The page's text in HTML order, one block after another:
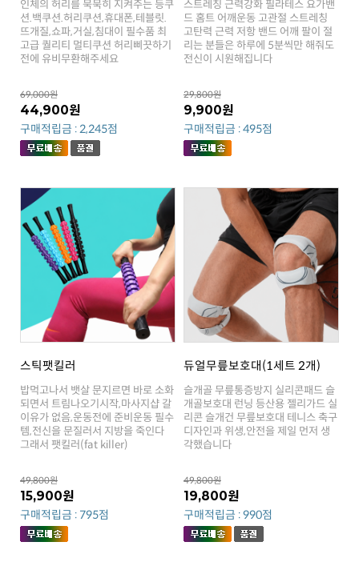
전에 유비무환해주세요
69,000원
44,900원
구매적립금 : 2,245점
전신이 시원해집니다
29,800원
9,900원
구매적립금 : 495점
스틱팻킬러
그래서 팻킬러(fat killer)
49,800원
15,900원
구매적립금 : 795점
듀얼무릎보호대(1세트 2개)
각했습니다
49,800원
19,800원
구매적립금 : 990점